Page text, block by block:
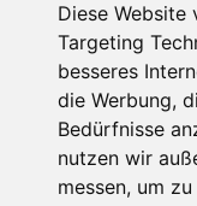
Diese Website
Targeting
besseres
die Werbung,
Bedürfnisse
nutzen wir
messen, um
Terms of Use Privacy |
About Us
Advertising
Contact Us